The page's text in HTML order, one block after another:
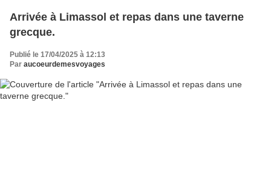
Arrivée à Limassol et repas dans une taverne
grecque.
Publié le 17/04/2025 à 12:13
Par aucoeurdemesvoyages